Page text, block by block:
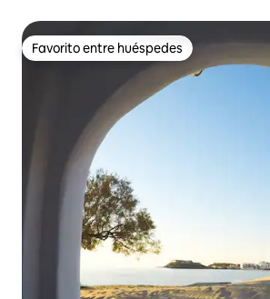
Favorito entre huéspedes
Favorito entre huéspedes